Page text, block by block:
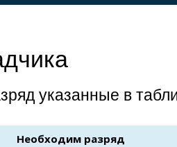
указанные в
Необходим разряд